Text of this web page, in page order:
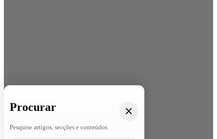
Procurar
Pesquise artigos, secções e conteúdos